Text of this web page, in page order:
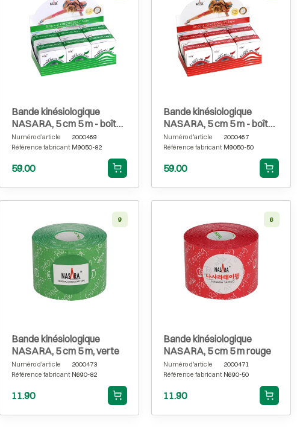
Bande kinésiologique
NASARA, 5 cm 5 m - boîte
de 6, verte
Numéro d'article
2000469
Référence fabricant M9050-82
59.00
Bande kinésiologique
NASARA, 5 cm 5 m - boîte
de 6 rouges
Numéro d'article
2000467
Référence fabricant M9050-50
59.00
9
Bande kinésiologique
NASARA, 5 cm 5 m, verte
Numéro d'article
2000473
Référence fabricant N690-82
11.90
6
Bande kinésiologique
NASARA, 5 cm 5 m rouge
Numéro d'article
2000471
Référence fabricant N690-50
11.90